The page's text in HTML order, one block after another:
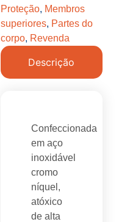
Proteção, Membros
superiores, Partes do
corpo, Revenda
Descrição
Confeccionada
em aço
inoxidável
cromo
níquel,
atóxico
de alta